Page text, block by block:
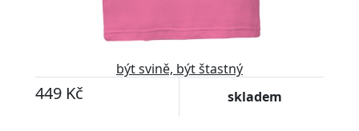
být svině, být štastný
449 Kč skladem